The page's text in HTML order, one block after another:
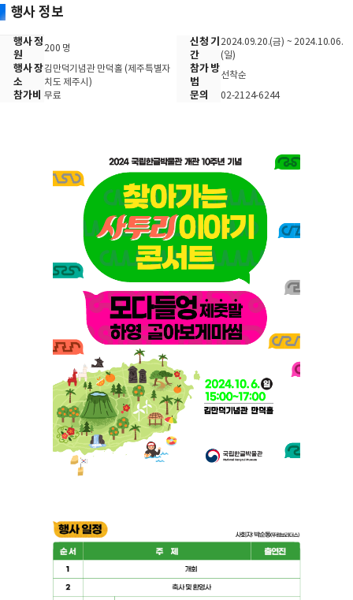
행사 정보
행사 정
원
200 명
신청 기
간
2024.09.20.(금) ~ 2024.10.06.
(일)
행사 장
소
김만덕기념관 만덕홀 (제주특별자
치도 제주시)
참가 방
법
선착순
참가비 무료 문의 02-2124-6244